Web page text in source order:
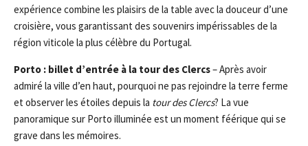
expérience combine les plaisirs de la table avec la douceur d’une
croisière, vous garantissant des souvenirs impérissables de la
région viticole la plus célèbre du Portugal.
Porto : billet d’entrée à la tour des Clercs– Après avoir
admiré la ville d’en haut, pourquoi ne pas rejoindre la terre ferme
et observer les étoiles depuis la tour des Clercs? La vue
panoramique sur Porto illuminée est un moment féérique qui se
grave dans les mémoires.